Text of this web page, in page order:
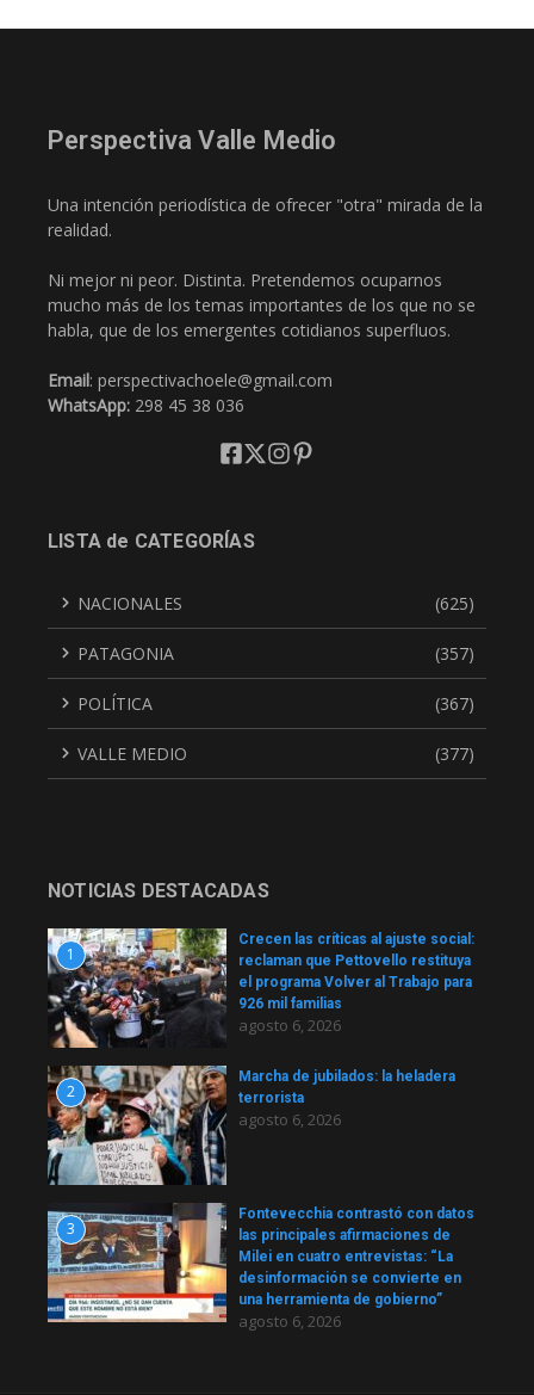
Perspectiva Valle Medio
Una intención periodística de ofrecer "otra" mirada de la
realidad.
Ni mejor ni peor. Distinta. Pretendemos ocuparnos
mucho más de los temas importantes de los que no se
habla, que de los emergentes cotidianos superfluos.
Email: perspectivachoele@gmail.com
WhatsApp: 298 45 38 036
LISTA de CATEGORÍAS
NACIONALES (625)
PATAGONIA (357)
POLÍTICA (367)
VALLE MEDIO (377)
NOTICIAS DESTACADAS
1
Crecen las críticas al ajuste social:
reclaman que Pettovello restituya
el programa Volver al Trabajo para
926 mil familias
agosto 6, 2026
2
Marcha de jubilados: la heladera
terrorista
agosto 6, 2026
3
Fontevecchia contrastó con datos
las principales afirmaciones de
Milei en cuatro entrevistas: “La
desinformación se convierte en
una herramienta de gobierno”
agosto 6, 2026